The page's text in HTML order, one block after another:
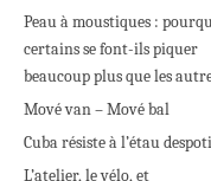
Peau à moustiques :
certains se font-ils piquer
beaucoup plus que les
Mové van – Mové bal
Cuba résiste à l’étau
L’atelier, le vélo, et